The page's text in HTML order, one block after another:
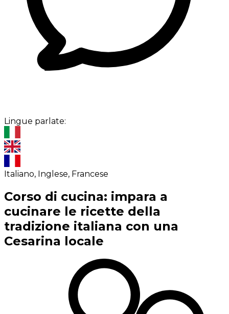
Lingue parlate:
Italiano, Inglese, Francese
Corso di cucina: impara a
cucinare le ricette della
tradizione italiana con una
Cesarina locale